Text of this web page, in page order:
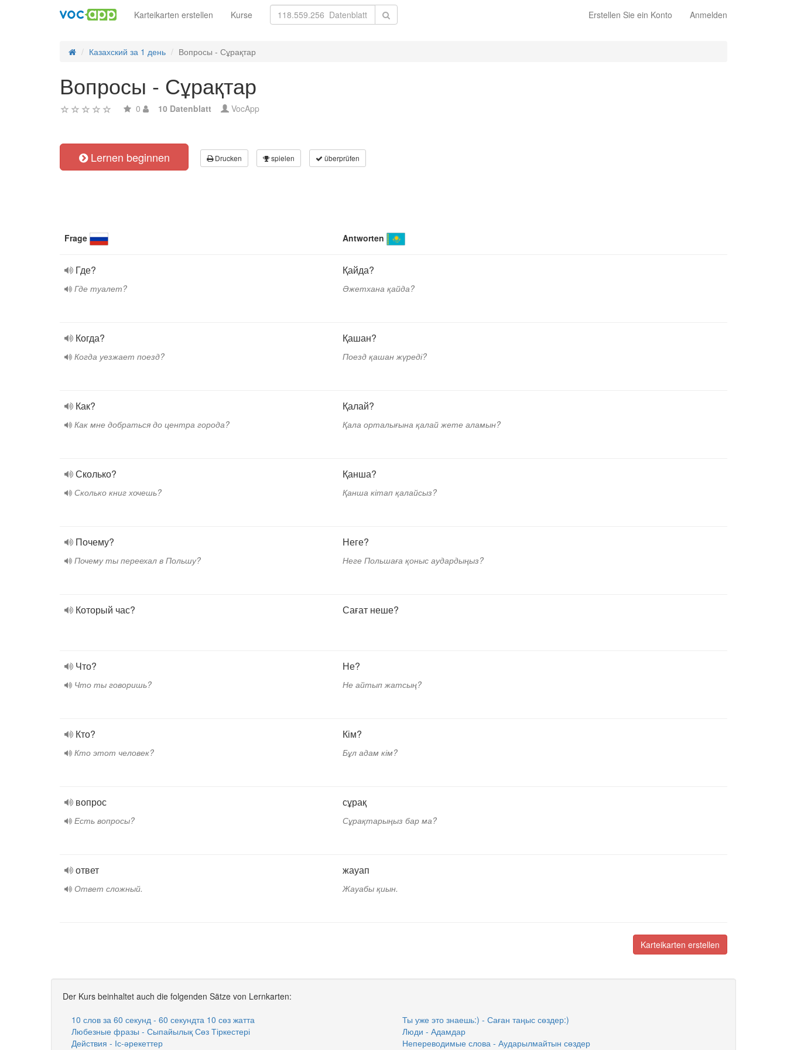
Erstellen Sie ein Konto Anmelden
Karteikarten erstellen Kurse
Казахский за 1 день Вопросы - Сұрақтар
Вопросы - Сұрақтар
0 10 Datenblatt VocApp
Lernen beginnen Drucken spielen überprüfen
Frage Antworten
Где?
Где туалет?
Қайда?
Әжетхана қайда?
Когда?
Когда уезжает поезд?
Қашан?
Поезд қашан жүреді?
Как?
Как мне добраться до центра города?
Қалай?
Қала орталығына қалай жете аламын?
Сколько?
Сколько книг хочешь?
Қанша?
Қанша кітап қалайсыз?
Почему?
Почему ты переехал в Польшу?
Неге?
Неге Польшаға қоныс аудардыңыз?
Который час? Сағат неше?
Что?
Что ты говоришь?
Не?
Не айтып жатсың?
Кто?
Кто этот человек?
Кім?
Бұл адам кім?
вопрос
Есть вопросы?
сұрақ
Сұрақтарыңыз бар ма?
ответ
Ответ сложный.
жауап
Жауабы қиын.
Karteikarten erstellen
Der Kurs beinhaltet auch die folgenden Sätze von Lernkarten:
10 слов за 60 секунд - 60 секундта 10 сөз жатта
Ты уже это знаешь:) - Саған таңыс сөздер:)
Любезные фразы - Сыпайылық Сөз Тіркестері
Люди - Адамдар
Действия - Іс-әрекеттер
Непереводимые слова - Аударылмайтын сөздер